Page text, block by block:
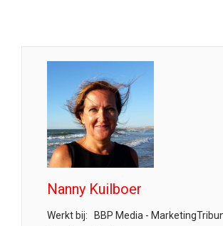
Nanny Kuilboer
Werkt bij:
BBP Media -